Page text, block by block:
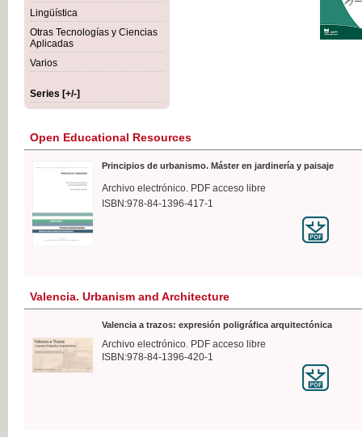
Lingüística
Otras Tecnologías y Ciencias
Aplicadas
Varios
Series [+/-]
Open Educational Resources
Principios de urbanismo. Máster en jardinería y paisaje
Archivo electrónico. PDF acceso libre
ISBN:978-84-1396-417-1
Valencia. Urbanism and Architecture
Valencia a trazos: expresión poligráfica arquitectónica
Archivo electrónico. PDF acceso libre
ISBN:978-84-1396-420-1